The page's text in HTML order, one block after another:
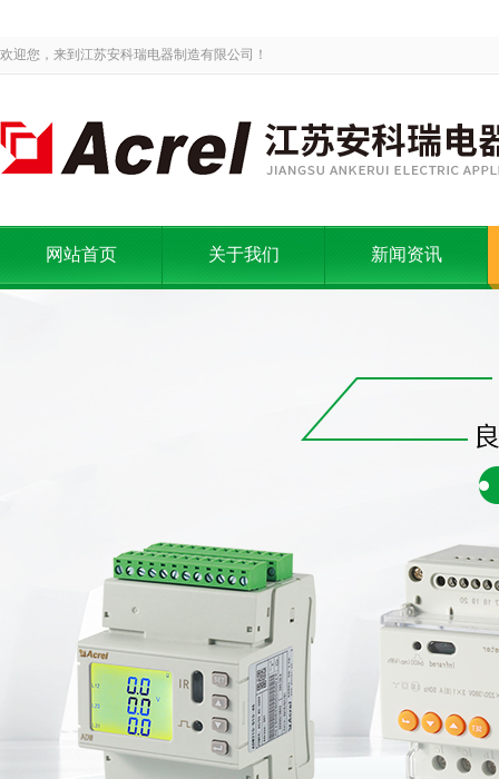
欢迎您，来到江苏安科瑞电器制造有限公司！
网站首页 关于我们 新闻资讯